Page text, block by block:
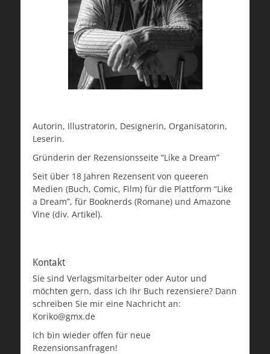
Autorin, Illustratorin, Designerin, Organisatorin,
Leserin.
Gründerin der Rezensionsseite “Like a Dream”
Seit über 18 Jahren Rezensent von queeren
Medien (Buch, Comic, Film) für die Plattform “Like
a Dream”, für Booknerds (Romane) und Amazone
Vine (div. Artikel).
Kontakt
Sie sind Verlagsmitarbeiter oder Autor und
möchten gern, dass ich Ihr Buch rezensiere? Dann
schreiben Sie mir eine Nachricht an:
Koriko@gmx.de
Ich bin wieder offen für neue
Rezensionsanfragen!